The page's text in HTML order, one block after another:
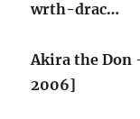
wrth-drac…
Akira the
2006]